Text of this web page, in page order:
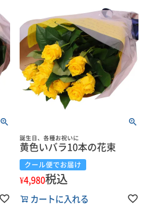
誕生日、各種お祝いに
黄色いバラ10本の花束
クール便でお届け
¥4,980税込
カートに入れる